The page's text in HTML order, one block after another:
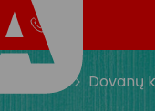
Dovanų